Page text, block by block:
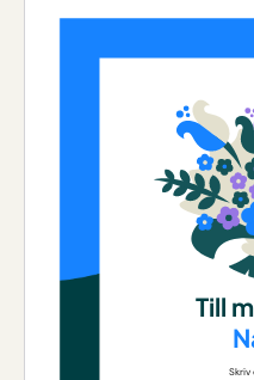
Till
Skriv